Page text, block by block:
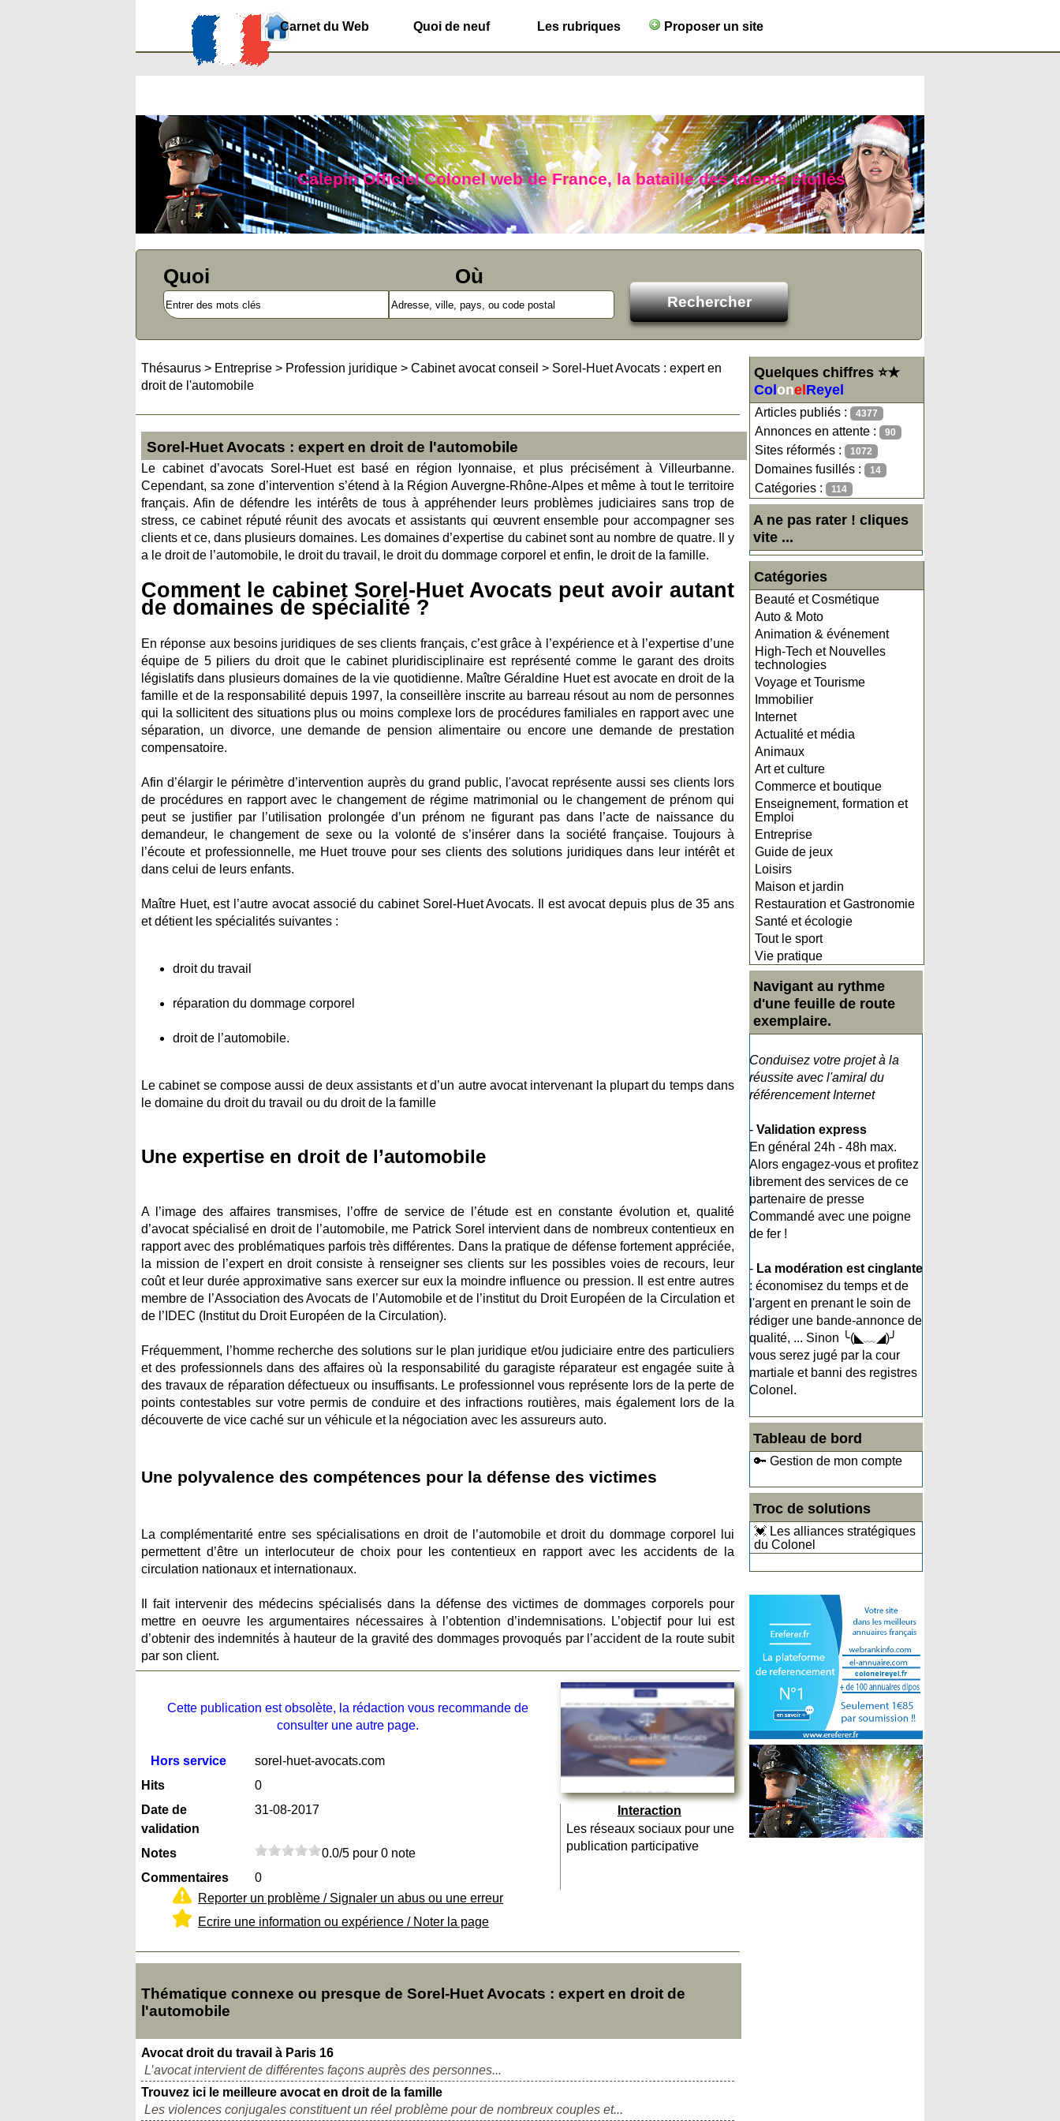
Carnet du Web Quoi de neuf Les rubriques Proposer un site
Calepin Officiel Colonel web de France, la bataille des talents étoilés
Quoi Où
Quelques chiffres ⭐★
Col onel Reyel
Articles publiés : 4377
Annonces en attente : 90
Sites réformés : 1072
Domaines fusillés : 14
Catégories : 114
A ne pas rater ! cliques
vite ...
Catégories
Beauté et Cosmétique
Auto & Moto
Animation & événement
High-Tech et Nouvelles
technologies
Voyage et Tourisme
Immobilier
Internet
Actualité et média
Animaux
Art et culture
Commerce et boutique
Enseignement, formation et
Emploi
Entreprise
Guide de jeux
Loisirs
Maison et jardin
Restauration et Gastronomie
Santé et écologie
Tout le sport
Vie pratique
Navigant au rythme
d'une feuille de route
exemplaire.
Conduisez votre projet à la
réussite avec l'amiral du
référencement Internet
- Validation express
En général 24h - 48h max.
Alors engagez-vous et profitez
librement des services de ce
partenaire de presse
Commandé avec une poigne
de fer !
- La modération est cinglante
: économisez du temps et de
l'argent en prenant le soin de
rédiger une bande-annonce de
qualité, ... Sinon ╰(◣﹏◢)╯
vous serez jugé par la cour
martiale et banni des registres
Colonel.
Tableau de bord
🔑 Gestion de mon compte
Troc de solutions
💓 Les alliances stratégiques
du Colonel
Thésaurus > Entreprise > Profession juridique > Cabinet avocat conseil > Sorel-Huet Avocats : expert en
droit de l'automobile
Sorel-Huet Avocats : expert en droit de l'automobile
Le cabinet d’avocats Sorel-Huet est basé en région lyonnaise, et plus précisément à Villeurbanne.
Cependant, sa zone d’intervention s’étend à la Région Auvergne-Rhône-Alpes et même à tout le territoire
français. Afin de défendre les intérêts de tous à appréhender leurs problèmes judiciaires sans trop de
stress, ce cabinet réputé réunit des avocats et assistants qui œuvrent ensemble pour accompagner ses
clients et ce, dans plusieurs domaines. Les domaines d’expertise du cabinet sont au nombre de quatre. Il y
a le droit de l’automobile, le droit du travail, le droit du dommage corporel et enfin, le droit de la famille.
Comment le cabinet Sorel-Huet Avocats peut avoir autant
de domaines de spécialité ?
En réponse aux besoins juridiques de ses clients français, c’est grâce à l’expérience et à l’expertise d’une
équipe de 5 piliers du droit que le cabinet pluridisciplinaire est représenté comme le garant des droits
législatifs dans plusieurs domaines de la vie quotidienne. Maître Géraldine Huet est avocate en droit de la
famille et de la responsabilité depuis 1997, la conseillère inscrite au barreau résout au nom de personnes
qui la sollicitent des situations plus ou moins complexe lors de procédures familiales en rapport avec une
séparation, un divorce, une demande de pension alimentaire ou encore une demande de prestation
compensatoire.
Afin d’élargir le périmètre d’intervention auprès du grand public, l'avocat représente aussi ses clients lors
de procédures en rapport avec le changement de régime matrimonial ou le changement de prénom qui
peut se justifier par l’utilisation prolongée d’un prénom ne figurant pas dans l’acte de naissance du
demandeur, le changement de sexe ou la volonté de s’insérer dans la société française. Toujours à
l’écoute et professionnelle, me Huet trouve pour ses clients des solutions juridiques dans leur intérêt et
dans celui de leurs enfants.
Maître Huet, est l’autre avocat associé du cabinet Sorel-Huet Avocats. Il est avocat depuis plus de 35 ans
et détient les spécialités suivantes :
droit du travail
réparation du dommage corporel
droit de l’automobile.
Le cabinet se compose aussi de deux assistants et d’un autre avocat intervenant la plupart du temps dans
le domaine du droit du travail ou du droit de la famille
Une expertise en droit de l’automobile
A l’image des affaires transmises, l’offre de service de l’étude est en constante évolution et, qualité
d’avocat spécialisé en droit de l’automobile, me Patrick Sorel intervient dans de nombreux contentieux en
rapport avec des problématiques parfois très différentes. Dans la pratique de défense fortement appréciée,
la mission de l’expert en droit consiste à renseigner ses clients sur les possibles voies de recours, leur
coût et leur durée approximative sans exercer sur eux la moindre influence ou pression. Il est entre autres
membre de l’Association des Avocats de l’Automobile et de l’institut du Droit Européen de la Circulation et
de l’IDEC (Institut du Droit Européen de la Circulation).
Fréquemment, l’homme recherche des solutions sur le plan juridique et/ou judiciaire entre des particuliers
et des professionnels dans des affaires où la responsabilité du garagiste réparateur est engagée suite à
des travaux de réparation défectueux ou insuffisants. Le professionnel vous représente lors de la perte de
points contestables sur votre permis de conduire et des infractions routières, mais également lors de la
découverte de vice caché sur un véhicule et la négociation avec les assureurs auto.
Une polyvalence des compétences pour la défense des victimes
La complémentarité entre ses spécialisations en droit de l’automobile et droit du dommage corporel lui
permettent d’être un interlocuteur de choix pour les contentieux en rapport avec les accidents de la
circulation nationaux et internationaux.
Il fait intervenir des médecins spécialisés dans la défense des victimes de dommages corporels pour
mettre en oeuvre les argumentaires nécessaires à l’obtention d’indemnisations. L’objectif pour lui est
d’obtenir des indemnités à hauteur de la gravité des dommages provoqués par l’accident de la route subit
par son client.
Cette publication est obsolète, la rédaction vous recommande de
consulter une autre page.
Hors service
sorel-huet-avocats.com
Hits
0
Date de
validation
31-08-2017
Notes
0.0/5 pour 0 note
Commentaires
0
Reporter un problème / Signaler un abus ou une erreur
Ecrire une information ou expérience / Noter la page
Interaction
Les réseaux sociaux pour une
publication participative
Thématique connexe ou presque de Sorel-Huet Avocats : expert en droit de
l'automobile
Avocat droit du travail à Paris 16
L’avocat intervient de différentes façons auprès des personnes...
Trouvez ici le meilleure avocat en droit de la famille
Les violences conjugales constituent un réel problème pour de nombreux couples et...